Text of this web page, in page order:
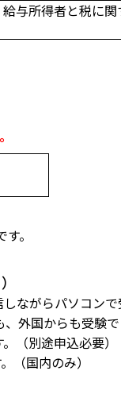
与所得者と税に
。
ながらパソコン
外国からも受験で
（別途申込必要）
（国内のみ）